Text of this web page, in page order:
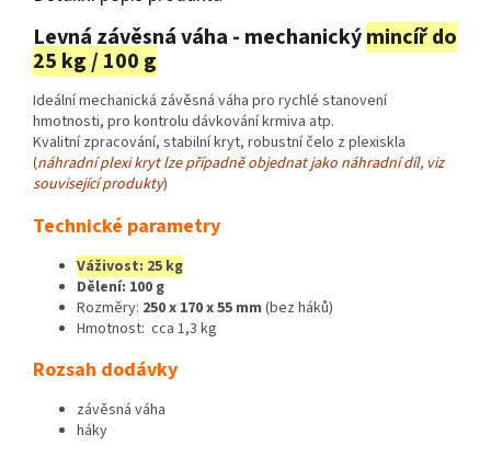
Levná závěsná váha - mechanickýmincíř do
25 kg / 100 g
Ideální mechanická závěsná váha pro rychlé stanovení
hmotnosti, pro kontrolu dávkování krmiva atp.
Kvalitní zpracování, stabilní kryt, robustní čelo z plexiskla
(náhradní plexi kryt lze případně objednat jako náhradní díl, viz
související produkty)
Technické parametry
Váživost: 25 kg
Dělení: 100 g
Rozměry: 250 x 170 x 55 mm (bez háků)
Hmotnost: cca 1,3 kg
Rozsah dodávky
závěsná váha
háky